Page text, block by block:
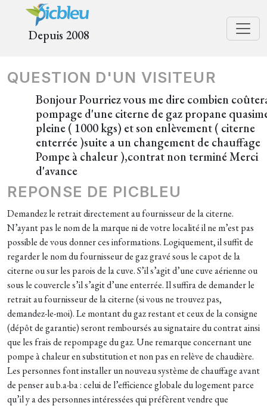
Depuis 2008
QUESTION D'UN VISITEUR
Bonjour Pourriez vous me dire combien
pompage d'une citerne de gaz propane
pleine ( 1000 kgs) et son enlèvement ( citerne
enterrée )suite a un changement de chauffage
Pompe à chaleur ),contrat non terminé Merci
d'avance
REPONSE DE PICBLEU
Demandez le retrait directement au fournisseur de la citerne.
N’ayant pas le nom de la marque ni de votre localité il ne m’est pas
possible de vous donner ces informations. Logiquement, il suffit de
regarder le nom du fournisseur de gaz gravé sous le capot de la
citerne ou sur les parois de la cuve. S’il s’agit d’une cuve aérienne ou
sous le couvercle s’il s’agit d’une enterrée. Il suffira de demander le
retrait au fournisseur de la citerne (si vous ne trouvez pas,
demandez-le-moi). Le montant du gaz restant et ceux de la consigne
(dépôt de garantie) seront remboursés au signataire du contrat ainsi
que les frais de repompage du gaz. Une remarque concernant une
pompe à chaleur en substitution et non pas en relève de chaudière.
Les personnes font installer un nouveau système de chauffage avant
de penser au b.a-ba : celui de l’efficience globale du logement parce
qu’il y a des personnes intéressées qui préfèrent vendre que